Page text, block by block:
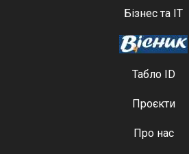
Бізнес та ІТ
Табло ID
Проєкти
Про нас